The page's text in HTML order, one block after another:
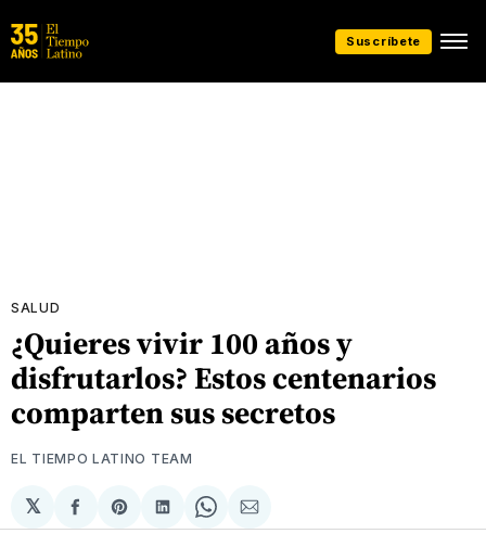
Suscríbete
SALUD
¿Quieres vivir 100 años y
disfrutarlos? Estos centenarios
comparten sus secretos
EL TIEMPO LATINO TEAM
𝕏
Compartir
en
Share
on
Compartir
en
Share
on
Compartir
via